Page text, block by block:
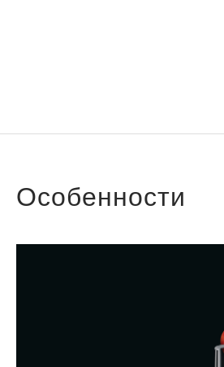
Особенности